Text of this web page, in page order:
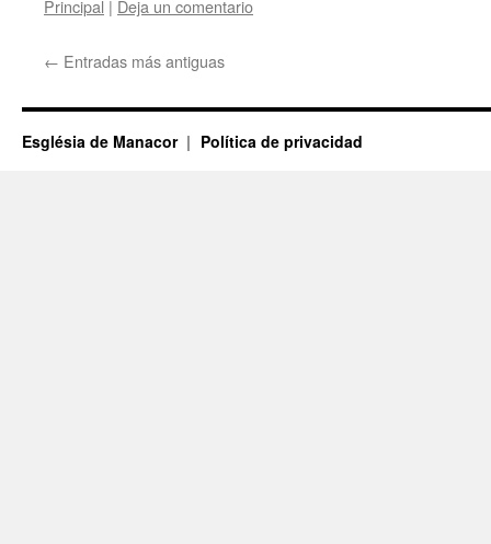
Principal | Deja un comentario
← Entradas más antiguas
Església de Manacor Política de privacidad